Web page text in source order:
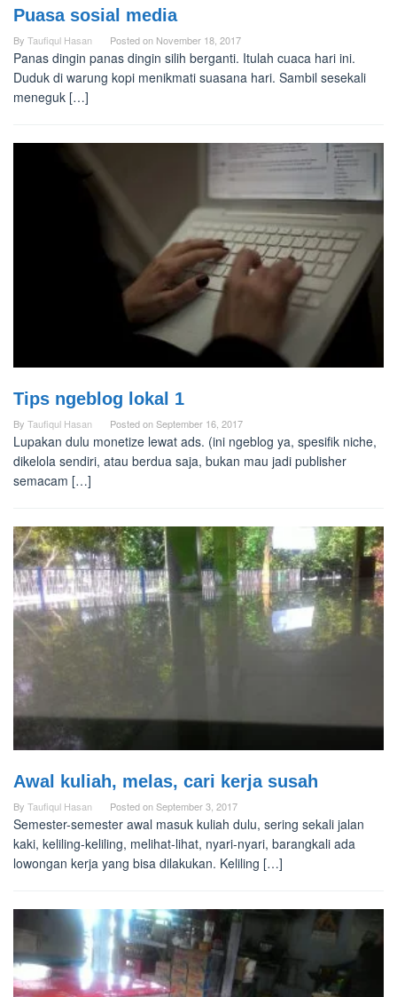
Puasa sosial media
By Taufiqul Hasan Posted on November 18, 2017
Panas dingin panas dingin silih berganti. Itulah cuaca hari ini.
Duduk di warung kopi menikmati suasana hari. Sambil sesekali
meneguk […]
Tips ngeblog lokal 1
By Taufiqul Hasan Posted onSeptember 16, 2017
Lupakan dulu monetize lewat ads. (ini ngeblog ya, spesifik niche,
dikelola sendiri, atau berdua saja, bukan mau jadi publisher
semacam […]
Awal kuliah, melas, cari kerja susah
By Taufiqul Hasan Posted onSeptember 3, 2017
Semester-semester awal masuk kuliah dulu, sering sekali jalan
kaki, keliling-keliling, melihat-lihat, nyari-nyari, barangkali ada
lowongan kerja yang bisa dilakukan. Keliling […]